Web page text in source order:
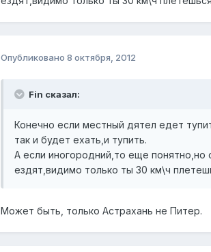
Опубликовано 8 октября, 2012
Fin сказал:
Конечно если местный дятел едет
так и будет ехать,и тупить.
А если иногородний,то еще понятно,но
ездят,видимо только ты 30 км\ч
Может быть, только Астрахань не Питер.